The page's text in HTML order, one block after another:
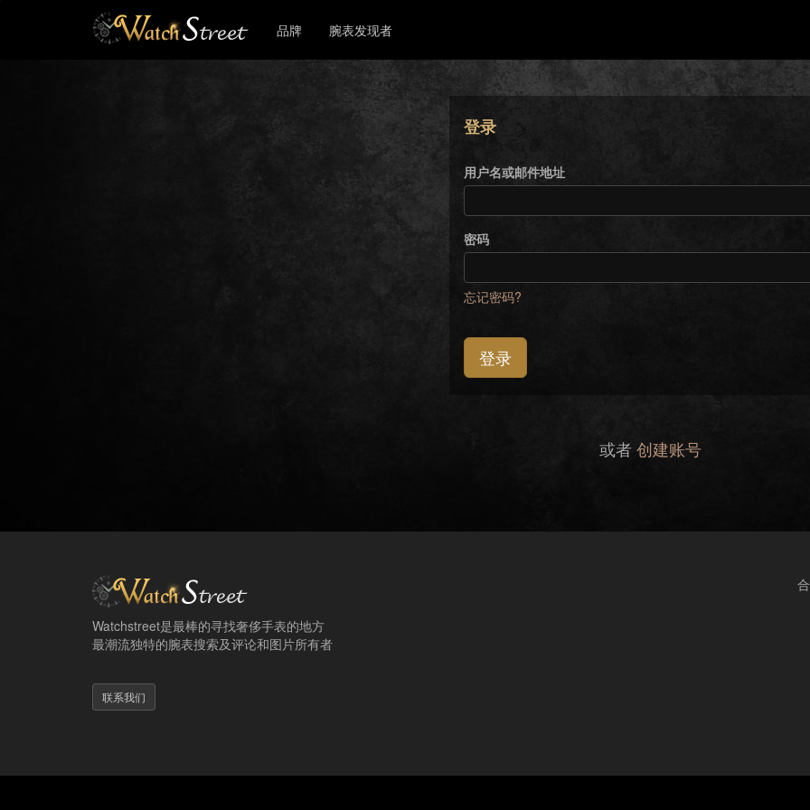
品牌 腕表发现者
登录
用户名或邮件地址
密码
忘记密码?
登录
或者创建账号
Watchstreet是最棒的寻找奢侈手表的地方
最潮流独特的腕表搜索及评论和图片所有者
联系我们